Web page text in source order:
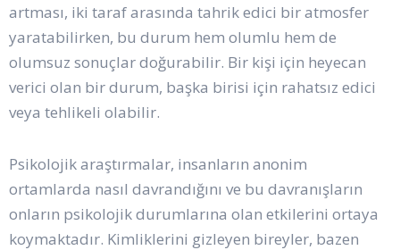
artması, iki taraf arasında tahrik edici bir atmosfer
yaratabilirken, bu durum hem olumlu hem de
olumsuz sonuçlar doğurabilir. Bir kişi için heyecan
verici olan bir durum, başka birisi için rahatsız edici
veya tehlikeli olabilir.
Psikolojik araştırmalar, insanların anonim
ortamlarda nasıl davrandığını ve bu davranışların
onların psikolojik durumlarına olan etkilerini ortaya
koymaktadır. Kimliklerini gizleyen bireyler, bazen